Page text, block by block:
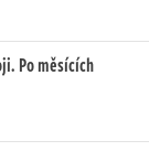
Po měsících